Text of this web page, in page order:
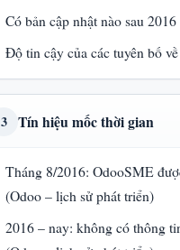
Có bản cập nhật nào sau
Độ tin cậy của các tuyên bố
3 Tín hiệu mốc thời gian
Tháng 8/2016: OdooSME
(Odoo – lịch sử phát triển)
2016 – nay: không có thông